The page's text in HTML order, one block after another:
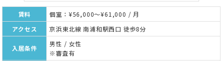
賃料
個室：¥56,000～¥61,000 / 月
アクセス
京浜東北線 南浦和駅西口 徒歩8分
入居条件
男性 / 女性
※審査有